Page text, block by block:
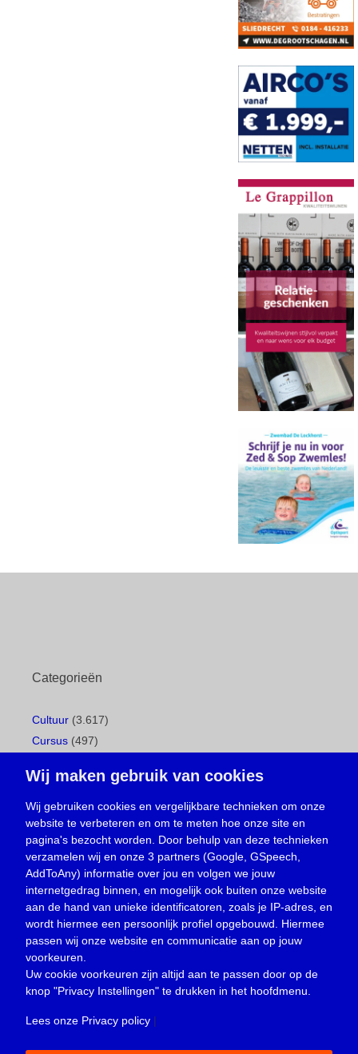
Categorieën
Cultuur (3.617)
Cursus (497)
Gemeentepagina(104)
Ingezonden brief(538)
Media(156)
Nieuws (23.329)
Oproep(734)
Overlijden(39)
Podcast(18)
prijsvraag (5)
Religie (1.438)
Service(226)
Wij maken gebruik van cookies
Wij gebruiken cookies en vergelijkbare technieken om onze
website te verbeteren en om te meten hoe onze site en
pagina's bezocht worden. Door behulp van deze technieken
verzamelen wij en onze 3 partners (Google, GSpeech,
AddToAny) informatie over jou en volgen we jouw
internetgedrag binnen, en mogelijk ook buiten onze website
aan de hand van unieke identificatoren, zoals je IP-adres, en
wordt hiermee een persoonlijk profiel opgebouwd. Hiermee
passen wij onze website en communicatie aan op jouw
voorkeuren.
Uw cookie voorkeuren zijn altijd aan te passen door op de
knop "Privacy Instellingen" te drukken in het hoofdmenu.
Lees onze Privacy policy |